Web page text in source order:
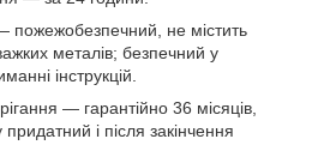
пожежобезпечний, не містить
металів; безпечний у
інструкцій.
— гарантійно 36 місяців,
і після закінчення